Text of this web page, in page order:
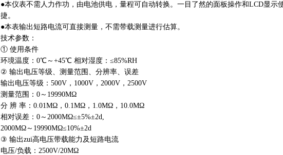
●本仪表不需人力作功，由电池供电，量程可自动转换。一目了然的面板操作和LCD显示
捷。
●本表输出短路电流可直接测量，不需带载测量进行估算。
技术参数：
① 使用条件
环境温度：0℃～+45℃ 相对湿度：≤85%RH
② 输出电压等级、测量范围、分辨率、误差
输出电压等级：500V，1000V，2000V，2500V
测量范围：0～19990MΩ
分 辨 率：0.01MΩ，0.1MΩ，1.0MΩ，10.0MΩ
相对误差：0～2000MΩ≤±5%±2d,
2000MΩ～19990MΩ≤10%±2d
③ 输出zui高电压带载能力及短路电流
电压/负载：2500V/20MΩ